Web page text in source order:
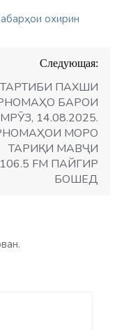
охирин
Следующая:
ТАРТИБИ ПАХШИ
БАРОИ
14.08.2025.
МОРО
ТАРИҚИ МАВҶИ
106.5 FM ПАЙГИР
БОШЕД